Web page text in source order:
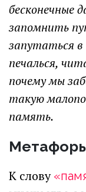
бесконечные
запомнить
запутаться в
печалься,
почему мы
такую
память.
К слову